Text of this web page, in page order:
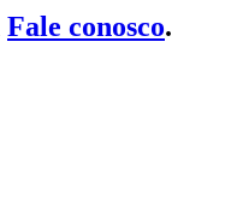
Fale conosco.